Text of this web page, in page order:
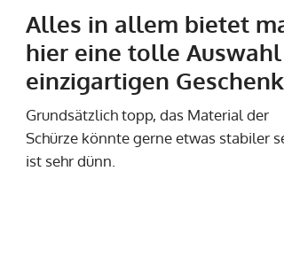
Alles in allem bietet
hier eine tolle
einzigartigen
Grundsätzlich topp, das Material der
Schürze könnte gerne etwas stabiler
ist sehr dünn.